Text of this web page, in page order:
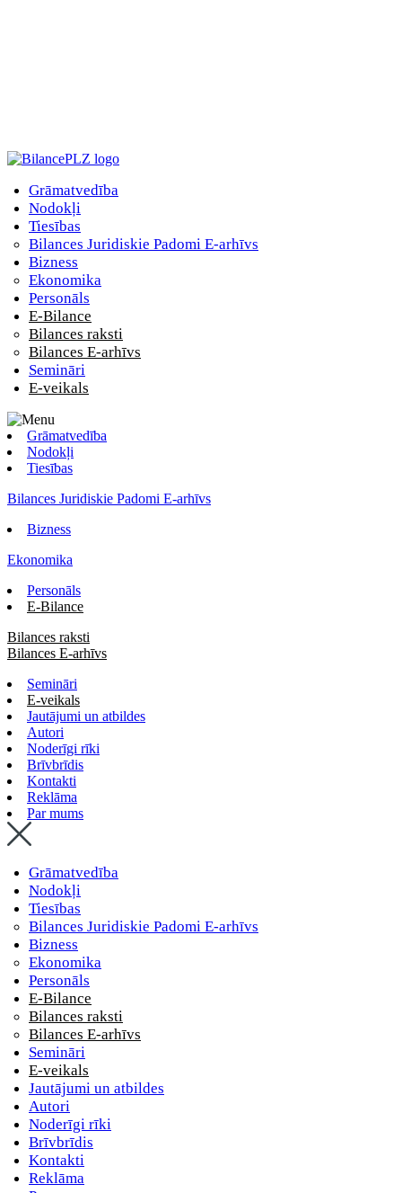
Grāmatvedība
Nodokļi
Tiesības
Bilances Juridiskie Padomi E-arhīvs
Bizness
Ekonomika
Personāls
E-Bilance
Bilances raksti
Bilances E-arhīvs
Semināri
E-veikals
Grāmatvedība
Nodokļi
Tiesības
Bilances Juridiskie Padomi E-arhīvs
Bizness
Ekonomika
Personāls
E-Bilance
Bilances raksti
Bilances E-arhīvs
Semināri
E-veikals
Jautājumi un atbildes
Autori
Noderīgi rīki
Brīvbrīdis
Kontakti
Reklāma
Par mums
Grāmatvedība
Nodokļi
Tiesības
Bilances Juridiskie Padomi E-arhīvs
Bizness
Ekonomika
Personāls
E-Bilance
Bilances raksti
Bilances E-arhīvs
Semināri
E-veikals
Jautājumi un atbildes
Autori
Noderīgi rīki
Brīvbrīdis
Kontakti
Reklāma